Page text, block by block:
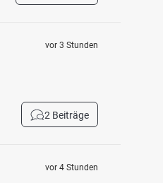
vor 3 Stunden
2 Beiträge
vor 4 Stunden